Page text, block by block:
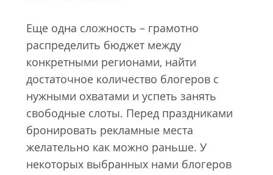
Еще одна сложность – грамотно
распределить бюджет между
конкретными регионами, найти
достаточное количество блогеров с
нужными охватами и успеть занять
свободные слоты. Перед праздниками
бронировать рекламные места
желательно как можно раньше. У
некоторых выбранных нами блогеров